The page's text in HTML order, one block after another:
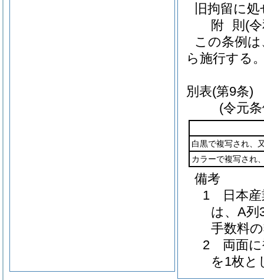
旧拘留に
附 則 (
この条例
ら施行する
別表(第9条)
(令元
白黒で複写され、
カラーで複写され
備考
1 日本産
は、A列
手数料
2 両面に
を1枚と